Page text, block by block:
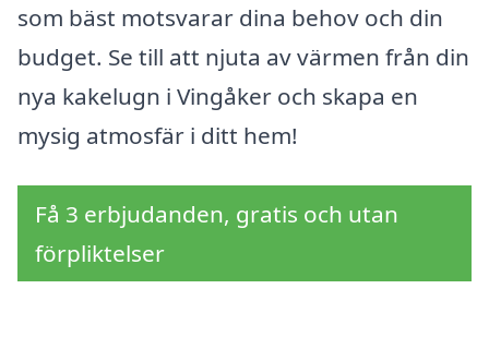
som bäst motsvarar dina behov och din
budget. Se till att njuta av värmen från din
nya kakelugn i Vingåker och skapa en
mysig atmosfär i ditt hem!
Få 3 erbjudanden, gratis och utan
förpliktelser